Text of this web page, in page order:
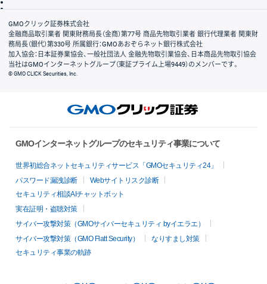
会社案内
GMOクリック証券株式会社
金融商品取引業者 関東財務局長（金商）第77号 商品先物取引業者 銀行代理業者 関東財
務局長（銀代）第330号 所属銀行：GMOあおぞらネット銀行株式会社
加入協会：日本証券業協会、一般社団法人 金融先物取引業協会、日本商品先物取引協会
当社はGMOインターネットグループ（東証プライム上場9449）のメンバーです。
© GMO CLICK Securities, Inc.
GMOインターネットグループのセキュリティ事業について
世界初総合ネットセキュリティサービス「GMOセキュリティ24」
パスワード漏洩診断
Webサイトリスク診断
セキュリティ相談AIチャットボット
実在証明・盗聴対策
サイバー攻撃対策（GMOサイバーセキュリティ byイエラエ）
サイバー攻撃対策（GMO Flatt Security）
なりすまし対策
セキュリティ事業の軌跡